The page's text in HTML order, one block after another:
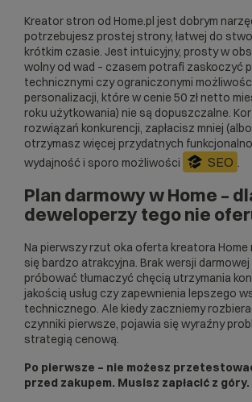
Kreator stron od Home.pl jest dobrym
potrzebujesz prostej strony, łatwej do
krótkim czasie. Jest intuicyjny, prosty w
wolny od wad – czasem potrafi zaskoczyć
technicznymi czy ograniczonymi
personalizacji, które w cenie 50 zł netto
roku użytkowania) nie są dopuszczalne.
rozwiązań konkurencji, zapłacisz mniej
otrzymasz więcej przydatnych
wydajność i sporo możliwości
SEO .
Plan darmowy w Home –
deweloperzy tego nie
Na pierwszy rzut oka oferta kreatora Home
się bardzo atrakcyjna. Brak wersji
próbować tłumaczyć chęcią utrzymania
jakością usług czy zapewnienia lepszego
technicznego. Ale kiedy zaczniemy
czynniki pierwsze, pojawia się wyraźny
strategią cenową.
Po pierwsze – nie możesz
przed zakupem. Musisz zapłacić z góry.